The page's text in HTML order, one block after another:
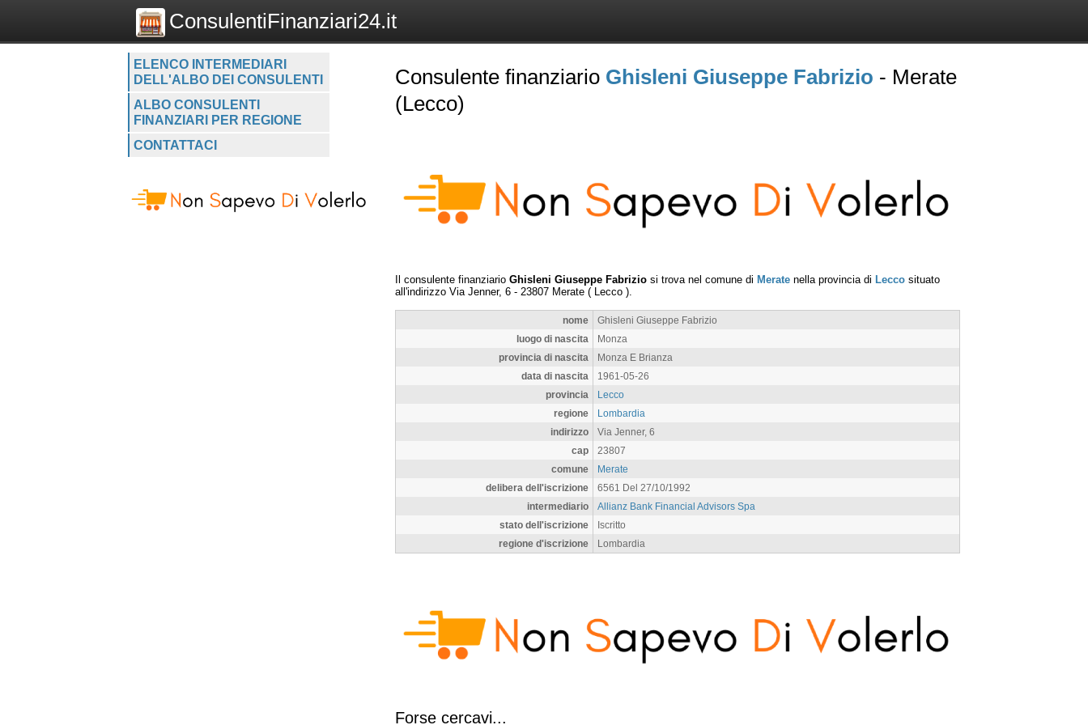
ConsulentiFinanziari24.it
ELENCO INTERMEDIARI
DELL'ALBO DEI CONSULENTI
ALBO CONSULENTI
FINANZIARI PER REGIONE
CONTATTACI
Consulente finanziario Ghisleni Giuseppe Fabrizio - Merate
(Lecco)
Il consulente finanziario Ghisleni Giuseppe Fabrizio si trova nel comune di Merate nella provincia di Lecco situato
all'indirizzo Via Jenner, 6 - 23807 Merate ( Lecco ).
nome
Ghisleni Giuseppe Fabrizio
luogo di nascita
Monza
provincia di nascita
Monza E Brianza
data di nascita
1961-05-26
provincia
Lecco
regione
Lombardia
indirizzo
Via Jenner, 6
cap
23807
comune
Merate
delibera dell'iscrizione
6561 Del 27/10/1992
intermediario
Allianz Bank Financial Advisors Spa
stato dell'iscrizione
Iscritto
regione d'iscrizione
Lombardia
Forse cercavi...